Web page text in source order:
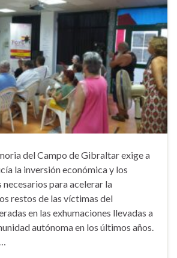
del Campo de Gibraltar exige a
la inversión económica y los
para acelerar la
restos de las víctimas del
en las exhumaciones llevadas a
autónoma en los últimos años.